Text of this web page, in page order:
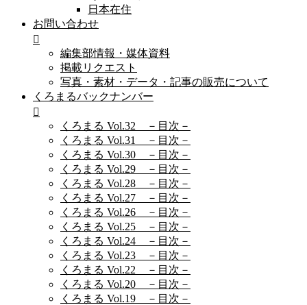
日本在住
お問い合わせ
編集部情報・媒体資料
掲載リクエスト
写真・素材・データ・記事の販売について
くろまるバックナンバー
くろまる Vol.32 －目次－
くろまる Vol.31 －目次－
くろまる Vol.30 －目次－
くろまる Vol.29 －目次－
くろまる Vol.28 －目次－
くろまる Vol.27 －目次－
くろまる Vol.26 －目次－
くろまる Vol.25 －目次－
くろまる Vol.24 －目次－
くろまる Vol.23 －目次－
くろまる Vol.22 －目次－
くろまる Vol.20 －目次－
くろまる Vol.19 －目次－